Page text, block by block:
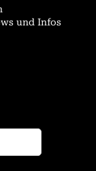
und Infos